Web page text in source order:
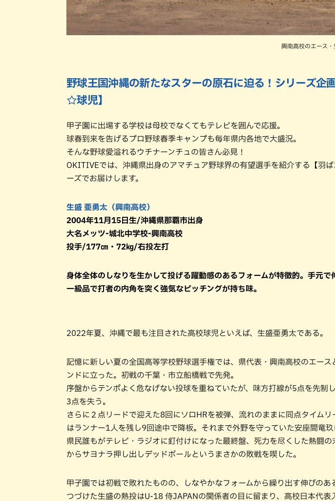
興南高校のエース・
野球王国沖縄の新たなスターの原石に迫る！シリーズ企
☆球児】
甲子園に出場する学校は母校でなくてもテレビを囲んで応援。
球春到来を告げるプロ野球春季キャンプも毎年県内各地で大盛況。
そんな野球愛溢れるウチナーンチュの皆さん必見！
OKITIVEでは、沖縄県出身のアマチュア野球界の有望選手を紹介する【羽
ーズでお届けします。
生盛 亜勇太（興南高校）
2004年11月15日生/沖縄県那覇市出身
大名メッツ-城北中学校-興南高校
投手/177㎝・72㎏/右投左打
身体全体のしなりを生かして投げる躍動感のあるフォームが特徴的。手元で
一級品で打者の内角を突く強気なピッチングが持ち味。
2022年夏、沖縄で最も注目された高校球児といえば、生盛亜勇太である。
記憶に新しい夏の全国高等学校野球選手権では、県代表・興南高校のエース
ンドに立った。初戦の千葉・市立船橋戦で先発。
序盤からテンポよく危なげない投球を重ねていたが、味方打線が5点を先制
3点を失う。
さらに２点リードで迎えた8回にソロHRを被弾、流れのままに同点タイム
はランナー1人を残し9回途中で降板。それまで外野を守っていた安座間竜玖
県民誰もがテレビ・ラジオに釘付けになった最終盤、死力を尽くした熱闘
からサヨナラ押し出しデッドボールというまさかの敗戦を喫した。
甲子園では初戦で敗れたものの、しなやかなフォームから繰り出す伸びのあ
つづけた生盛の熱投はU-18 侍JAPANの関係者の目に留まり、高校日本代表